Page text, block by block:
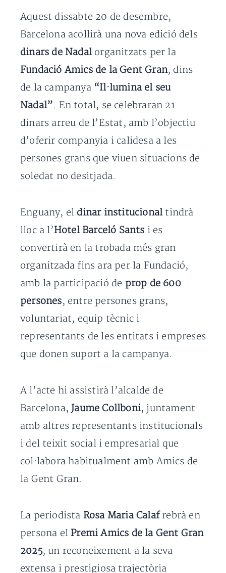
Aquest dissabte 20 de desembre,
Barcelona acollirà una nova edició dels
dinars de Nadalorganitzats per la
Fundació Amics de la Gent Gran, dins
de la campanya “Il·lumina el seu
Nadal”. En total, se celebraran 21
dinars arreu de l’Estat, amb l’objectiu
d’oferir companyia i calidesa a les
persones grans que viuen situacions de
soledat no desitjada.
Enguany, el dinar institucionaltindrà
lloc a l’Hotel Barceló Sants i es
convertirà en la trobada més gran
organitzada fins ara per la Fundació,
amb la participació de prop de 600
persones, entre persones grans,
voluntariat, equip tècnic i
representants de les entitats i empreses
que donen suport a la campanya.
A l’acte hi assistirà l’alcalde de
Barcelona, Jaume Collboni, juntament
amb altres representants institucionals
i del teixit social i empresarial que
col·labora habitualment amb Amics de
la Gent Gran.
La periodista Rosa Maria Calafrebrà en
persona elPremi Amics de la Gent Gran
2025, un reconeixement a la seva
extensa i prestigiosa trajectòria